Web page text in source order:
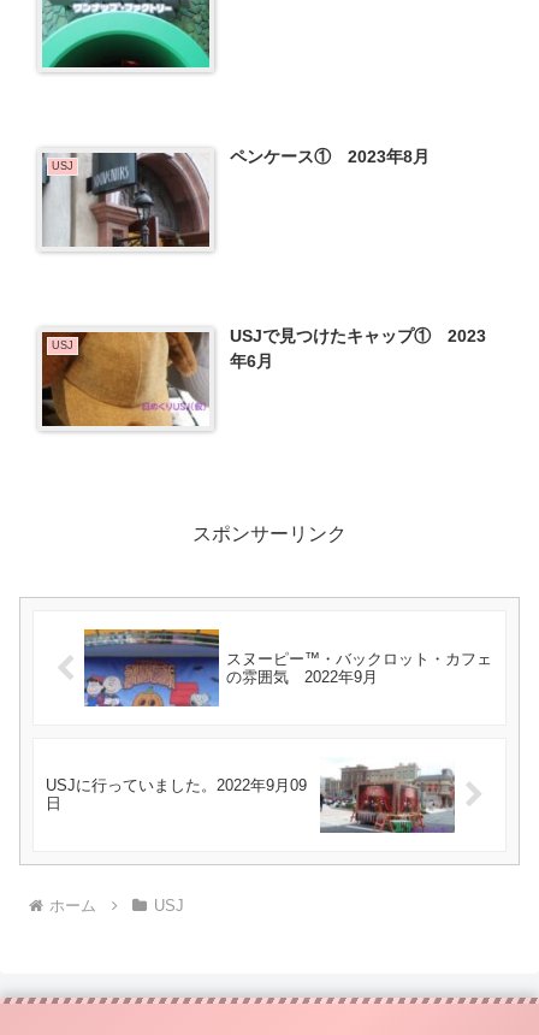
USJ ペンケース① 2023年8月
USJ
USJで見つけたキャップ① 2023
年6月
スポンサーリンク
スヌーピー™・バックロット・カフェ
の雰囲気 2022年9月
USJに行っていました。2022年9月09
日
ホーム USJ